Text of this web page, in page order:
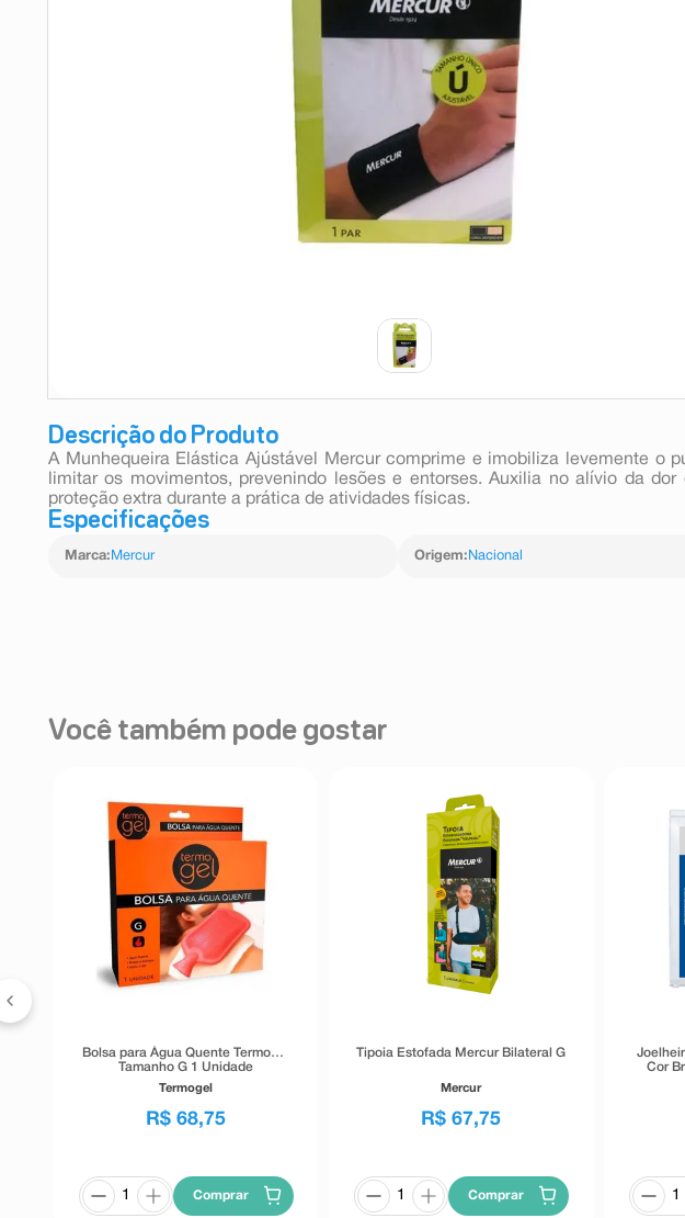
Descrição do Produto
A Munhequeira Elástica Ajústável Mercur comprime e imobiliza levemente o
limitar os movimentos, prevenindo lesões e entorses. Auxilia no alívio da dor
proteção extra durante a prática de atividades físicas.
Especificações
Marca: Mercur Origem: Nacional
Você também pode gostar
Bolsa para Água Quente Termogel
Tamanho G 1 Unidade
Termogel
R$ 68,75
Comprar
Tipoia Estofada Mercur Bilateral G
Mercur
R$ 67,75
Comprar
Cor
absorvente